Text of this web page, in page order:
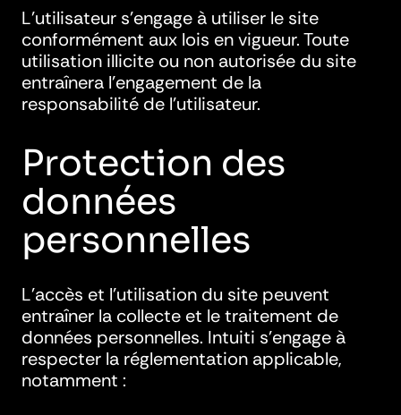
L’utilisateur s’engage à utiliser le site
conformément aux lois en vigueur. Toute
utilisation illicite ou non autorisée du site
entraînera l’engagement de la
responsabilité de l’utilisateur.
Protection des
données
personnelles
L’accès et l’utilisation du site peuvent
entraîner la collecte et le traitement de
données personnelles. Intuiti s’engage à
respecter la réglementation applicable,
notamment :